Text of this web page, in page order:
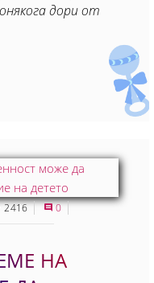
дори от
2416 0
НА